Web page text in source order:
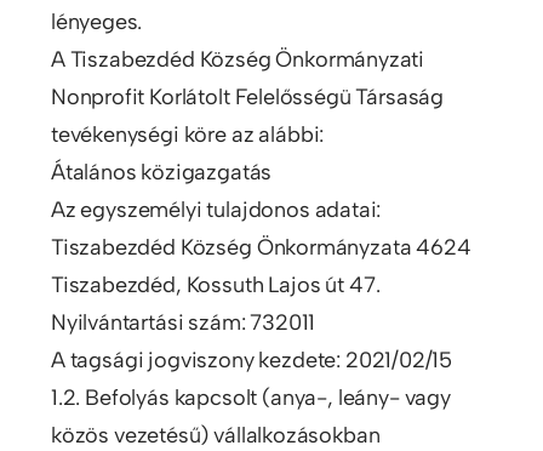
lényeges.
A Tiszabezdéd Község Önkormányzati
Nonprofit Korlátolt Felelősségü Társaság
tevékenységi köre az alábbi:
Átalános közigazgatás
Az egyszemélyi tulajdonos adatai:
Tiszabezdéd Község Önkormányzata 4624
Tiszabezdéd, Kossuth Lajos út 47.
Nyilvántartási szám: 732011
A tagsági jogviszony kezdete: 2021/02/15
1.2. Befolyás kapcsolt (anya-, leány- vagy
közös vezetésű) vállalkozásokban